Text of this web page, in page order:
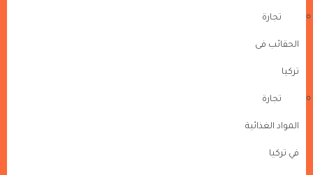
تجارة
الحقائب فى
تركيا
تجارة
المواد الغذائية
في تركيا